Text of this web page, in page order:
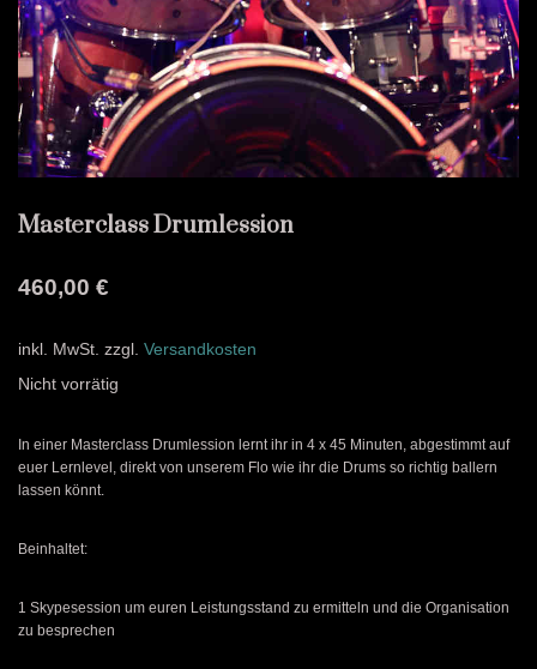
Masterclass Drumlession
460,00 €
inkl. MwSt. zzgl. Versandkosten
Nicht vorrätig
In einer Masterclass Drumlession lernt ihr in 4 x 45 Minuten, abgestimmt auf
euer Lernlevel, direkt von unserem Flo wie ihr die Drums so richtig ballern
lassen könnt.
Beinhaltet:
1 Skypesession um euren Leistungsstand zu ermitteln und die Organisation
zu besprechen